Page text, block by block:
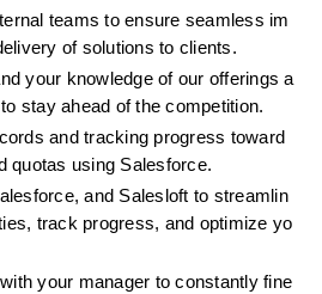
teams to ensure seamless im
of solutions to clients.
your knowledge of our offerings a
stay ahead of the competition.
and tracking progress toward
quotas using Salesforce.
and Salesloft to streamlin
track progress, and optimize yo
your manager to constantly fine